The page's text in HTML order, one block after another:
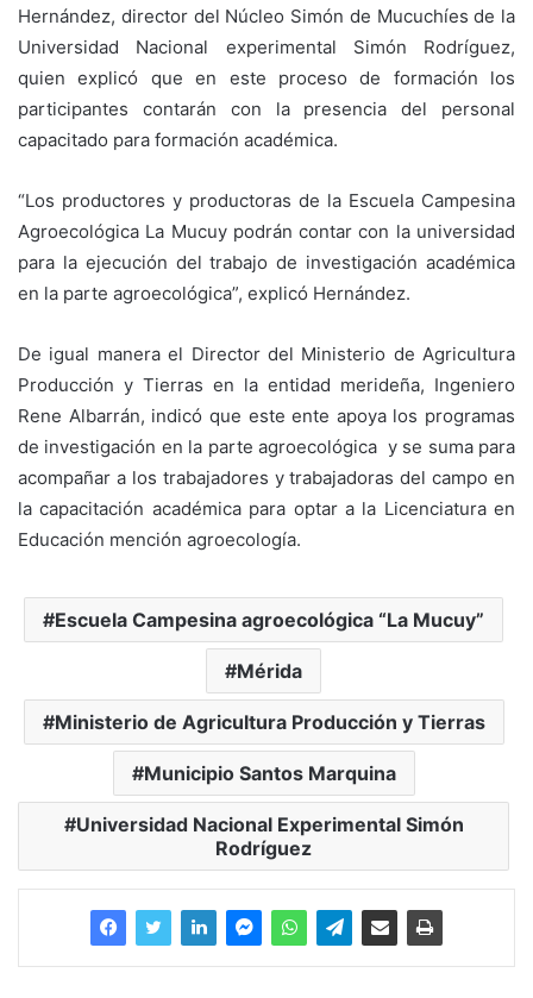
Hernández, director del Núcleo Simón de Mucuchíes de la
Universidad Nacional experimental Simón Rodríguez,
quien explicó que en este proceso de formación los
participantes contarán con la presencia del personal
capacitado para formación académica.
“Los productores y productoras de la Escuela Campesina
Agroecológica La Mucuy podrán contar con la universidad
para la ejecución del trabajo de investigación académica
en la parte agroecológica”, explicó Hernández.
De igual manera el Director del Ministerio de Agricultura
Producción y Tierras en la entidad merideña, Ingeniero
Rene Albarrán, indicó que este ente apoya los programas
de investigación en la parte agroecológica y se suma para
acompañar a los trabajadores y trabajadoras del campo en
la capacitación académica para optar a la Licenciatura en
Educación mención agroecología.
Escuela Campesina agroecológica “La Mucuy”
Mérida
Ministerio de Agricultura Producción y Tierras
Municipio Santos Marquina
Universidad Nacional Experimental Simón
Rodríguez